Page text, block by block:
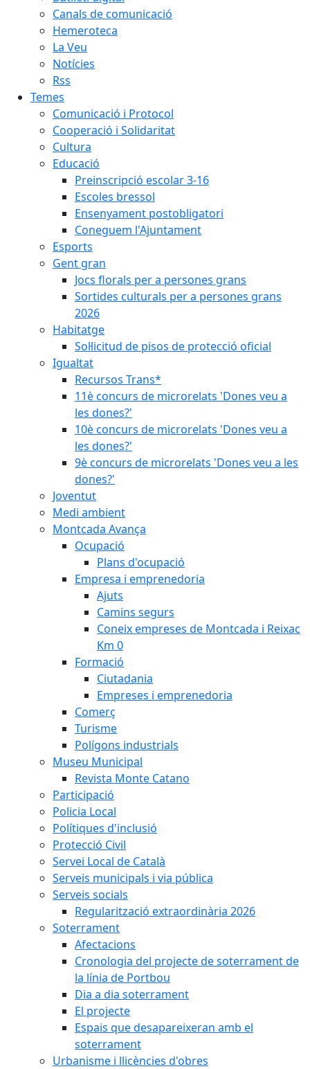
Canals de comunicació
Hemeroteca
La Veu
Notícies
Rss
Temes
Comunicació i Protocol
Cooperació i Solidaritat
Cultura
Educació
Preinscripció escolar 3-16
Escoles bressol
Ensenyament postobligatori
Coneguem l'Ajuntament
Esports
Gent gran
Jocs florals per a persones grans
Sortides culturals per a persones grans
2026
Habitatge
Sol·licitud de pisos de protecció oficial
Igualtat
Recursos Trans*
11è concurs de microrelats 'Dones veu a
les dones?'
10è concurs de microrelats 'Dones veu a
les dones?'
9è concurs de microrelats 'Dones veu a les
dones?'
Joventut
Medi ambient
Montcada Avança
Ocupació
Plans d'ocupació
Empresa i emprenedoria
Ajuts
Camins segurs
Coneix empreses de Montcada i Reixac
Km 0
Formació
Ciutadania
Empreses i emprenedoria
Comerç
Turisme
Polígons industrials
Museu Municipal
Revista Monte Catano
Participació
Policia Local
Polítiques d'inclusió
Protecció Civil
Servei Local de Català
Serveis municipals i via pública
Serveis socials
Regularització extraordinària 2026
Soterrament
Afectacions
Cronologia del projecte de soterrament de
la línia de Portbou
Dia a dia soterrament
El projecte
Espais que desapareixeran amb el
soterrament
Urbanisme i llicències d'obres